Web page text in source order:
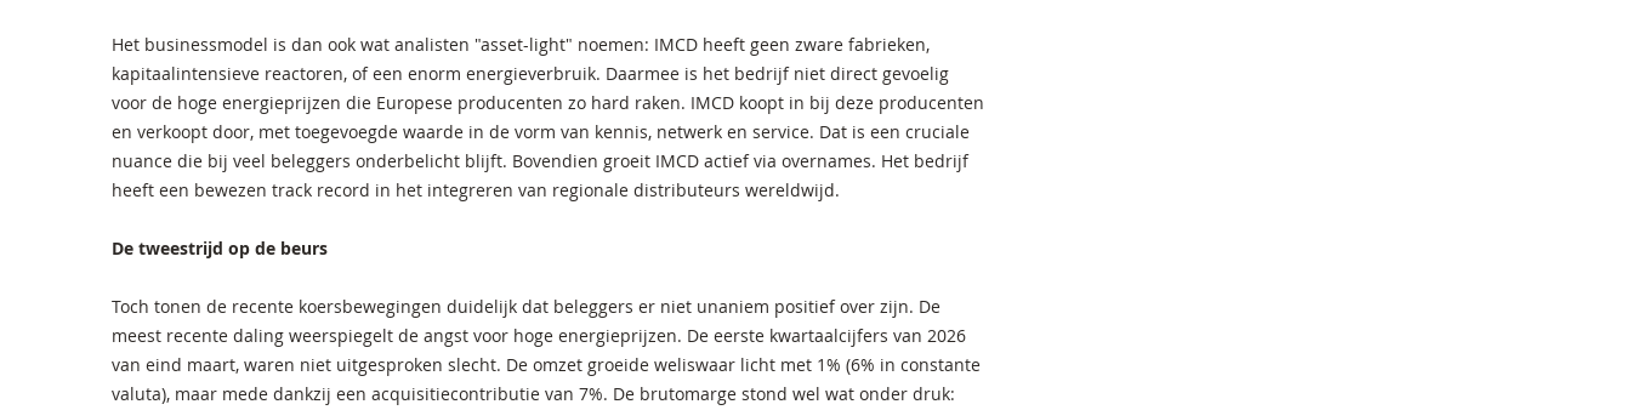
Het businessmodel is dan ook wat analisten "asset-light" noemen: IMCD heeft geen zware fabrieken,
kapitaalintensieve reactoren, of een enorm energieverbruik. Daarmee is het bedrijf niet direct gevoelig
voor de hoge energieprijzen die Europese producenten zo hard raken. IMCD koopt in bij deze producenten
en verkoopt door, met toegevoegde waarde in de vorm van kennis, netwerk en service. Dat is een cruciale
nuance die bij veel beleggers onderbelicht blijft. Bovendien groeit IMCD actief via overnames. Het bedrijf
heeft een bewezen track record in het integreren van regionale distributeurs wereldwijd.
De tweestrijd op de beurs
Toch tonen de recente koersbewegingen duidelijk dat beleggers er niet unaniem positief over zijn. De
meest recente daling weerspiegelt de angst voor hoge energieprijzen. De eerste kwartaalcijfers van 2026
van eind maart, waren niet uitgesproken slecht. De omzet groeide weliswaar licht met 1% (6% in constante
valuta), maar mede dankzij een acquisitiecontributie van 7%. De brutomarge stond wel wat onder druk: